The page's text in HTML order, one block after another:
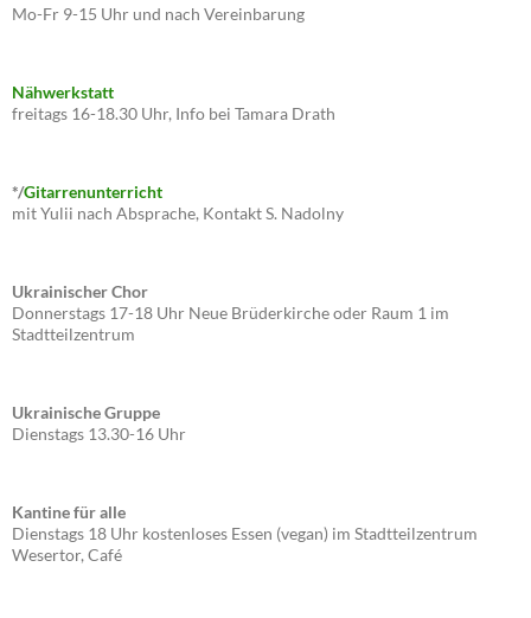
Mo-Fr 9-15 Uhr und nach Vereinbarung
Nähwerkstatt
freitags 16-18.30 Uhr, Info bei Tamara Drath
*/Gitarrenunterricht
mit Yulii nach Absprache, Kontakt S. Nadolny
Ukrainischer Chor
Donnerstags 17-18 Uhr Neue Brüderkirche oder Raum 1 im
Stadtteilzentrum
Ukrainische Gruppe
Dienstags 13.30-16 Uhr
Kantine für alle
Dienstags 18 Uhr kostenloses Essen (vegan) im Stadtteilzentrum
Wesertor, Café